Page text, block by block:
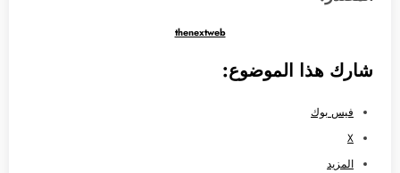
thenextweb
شارك هذا الموضوع:
فيس بوك
X
المزيد